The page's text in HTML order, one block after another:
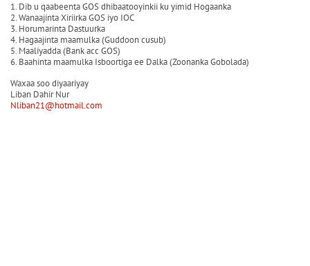
1. Dib u qaabeenta GOS dhibaatooyinkii ku yimid Hogaanka
2. Wanaajinta Xiriirka GOS iyo IOC
3. Horumarinta Dastuurka
4. Hagaajinta maamulka (Guddoon cusub)
5. Maaliyadda (Bank acc GOS)
6. Baahinta maamulka Isboortiga ee Dalka (Zoonanka Gobolada)
Waxaa soo diyaariyay
Liban Dahir Nur
Nliban21@hotmail.com